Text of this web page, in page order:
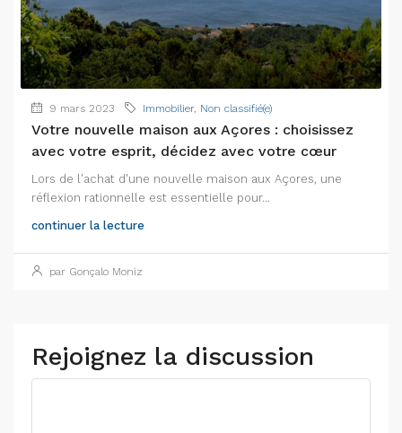
9 mars 2023 Immobilier, Non classifié(e)
Votre nouvelle maison aux Açores : choisissez
avec votre esprit, décidez avec votre cœur
Lors de l'achat d'une nouvelle maison aux Açores, une
réflexion rationnelle est essentielle pour...
continuer la lecture
par Gonçalo Moniz
Rejoignez la discussion